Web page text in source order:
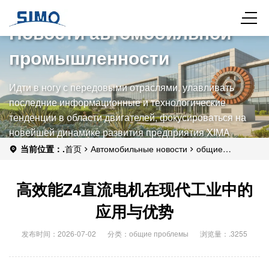
Новости автомобильной
промышленности
Идти в ногу с передовыми отраслями, улавливать
последние информационные и технологические
тенденции в области двигателей, фокусироваться на
новейшей динамике развития предприятия XIMA
motors, передавать силу бренда и влияние в отрасли.
当前位置：.首页 Автомобильные новости
общие
高效能Z4直流电机在现代工业中的
应用与优势
发布时间：2026-07-02 分类： общие проблемы 浏览量：.3255